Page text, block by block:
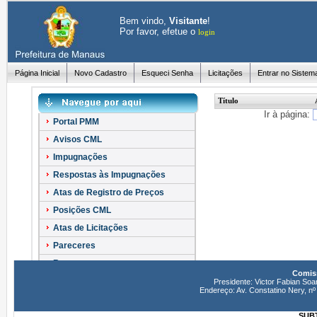
Bem vindo, Visitante!
Por favor, efetue o login
Página Inicial Novo Cadastro Esqueci Senha Licitações Entrar no
Portal PMM
Avisos CML
Impugnações
Respostas às Impugnações
Atas de Registro de Preços
Posições CML
Atas de Licitações
Pareceres
Recursos
Título
Ir à página:
Presidente: Victor Fabian
Endereço: Av. Constatino Nery,